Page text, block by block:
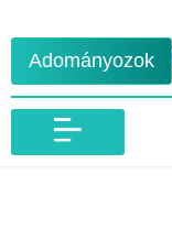
Adományozok